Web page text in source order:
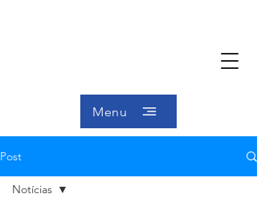
Menu
Post
Notícias